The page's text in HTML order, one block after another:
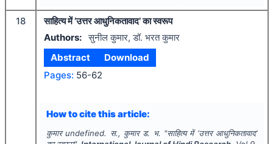
18
साहित्य में ’उत्तर आधुनिकतावाद’ का स्वरूप
Authors: सुनील कुमार, डॉ. भरत कुमार
Abstract
Download
Pages: 56-62
How to cite this article:
कुमार undefined. स., कुमार ड. भ. "साहित्य में ’उत्तर आधुनिकतावाद’